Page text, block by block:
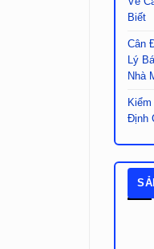
Biết
Cân
Lý
Nhà
Định